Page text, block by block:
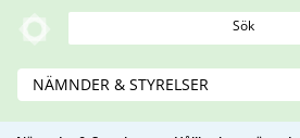
Sök
NÄMNDER & STYRELSER